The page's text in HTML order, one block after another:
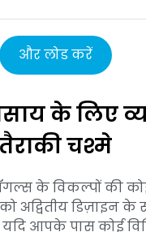
और लोड करें
के लिए
चश्मे
के विकल्पों की
अद्वितीय डिज़ाइन के
आपके पास कोई